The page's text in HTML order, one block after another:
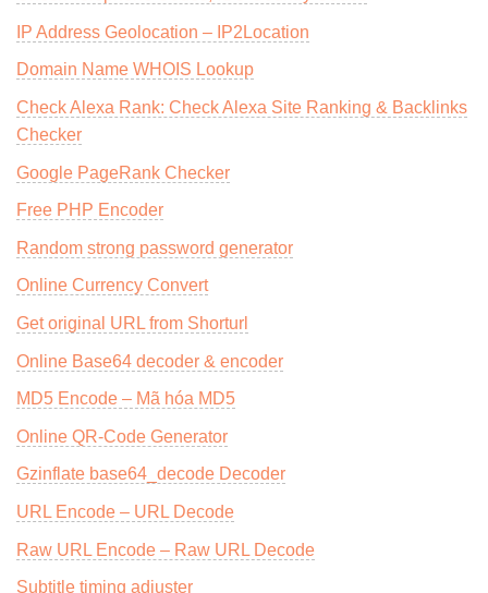
IP Address Geolocation – IP2Location
Domain Name WHOIS Lookup
Check Alexa Rank: Check Alexa Site Ranking & Backlinks
Checker
Google PageRank Checker
Free PHP Encoder
Random strong password generator
Online Currency Convert
Get original URL from Shorturl
Online Base64 decoder & encoder
MD5 Encode – Mã hóa MD5
Online QR-Code Generator
Gzinflate base64_decode Decoder
URL Encode – URL Decode
Raw URL Encode – Raw URL Decode
Subtitle timing adjuster